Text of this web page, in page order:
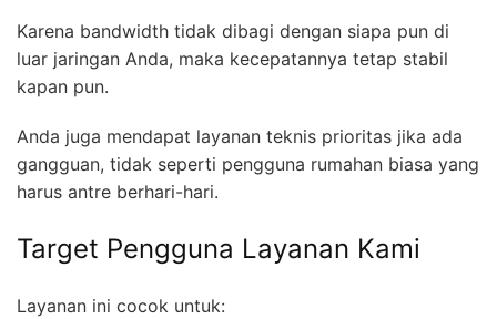
Karena bandwidth tidak dibagi dengan siapa pun di
luar jaringan Anda, maka kecepatannya tetap stabil
kapan pun.
Anda juga mendapat layanan teknis prioritas jika ada
gangguan, tidak seperti pengguna rumahan biasa yang
harus antre berhari-hari.
Target Pengguna Layanan Kami
Layanan ini cocok untuk: